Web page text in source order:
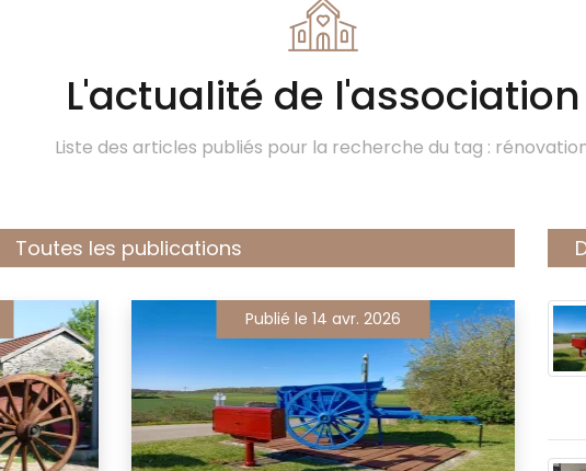
L'actualité de l'association
Liste des articles publiés pour la recherche du tag :
Toutes les publications
Publié le 14 avr. 2026